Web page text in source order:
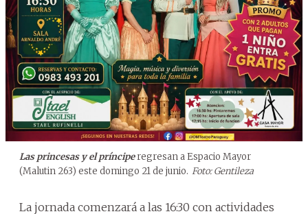
Las princesas y el prínciperegresan a Espacio Mayor
(Malutin 263) este domingo 21 de junio. Foto: Gentileza
La jornada comenzará a las 16:30 con actividades